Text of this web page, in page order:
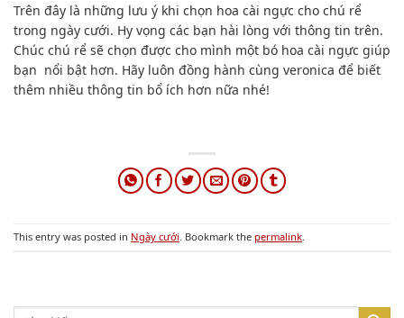
Trên đây là những lưu ý khi chọn hoa cài ngực cho chú rể
trong ngày cưới. Hy vọng các bạn hài lòng với thông tin trên.
Chúc chú rể sẽ chọn được cho mình một bó hoa cài ngực giúp
bạn nổi bật hơn. Hãy luôn đồng hành cùng veronica để biết
thêm nhiều thông tin bổ ích hơn nữa nhé!
This entry was posted in Ngày cưới. Bookmark the permalink.